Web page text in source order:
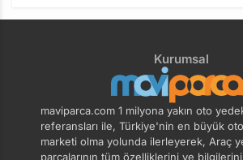
Kurumsal
maviparca.com 1 milyona yakın oto
referansları ile, Türkiye'nin en büyük
marketi olma yolunda ilerleyerek, Araç
parçalarının tüm özelliklerini ve